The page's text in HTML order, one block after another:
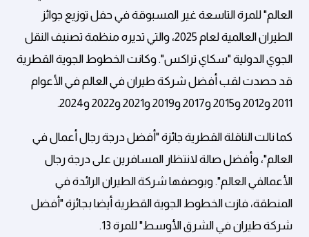
العالم" للمرة التاسعة غير المسبوقة في حفل توزيع جوائز
الطيران العالمية لعام 2025، والتي تديره منظمة تصنيف النقل
الجوي الدولية "سكاي تراكس". وكانت الخطوط الجوية القطرية
قد حصدت لقب أفضل شركة طيران في العالم في الأعوام
2011 و2012 و2015 و2017 و2019 و2021 و2022 و2024.
كما نالت الناقلة القطرية جائزة "أفضل درجة رجال أعمال في
العالم"، وأفضل صالة لانتظار المسافرين على درجة رجال
الأعمالفي العالم". وبوصفها شركة الطيران الرائدة في
المنطقة، فازت الخطوط الجوية القطرية أيضا بجائزة "أفضل
شركة طيران في الشرق الأوسط" للمرة 13.